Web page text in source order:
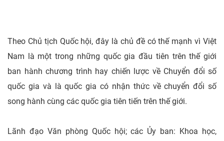
Theo Chủ tịch Quốc hội, đây là chủ đề có thế mạnh vì Việt
Nam là một trong những quốc gia đầu tiên trên thế giới
ban hành chương trình hay chiến lược về Chuyển đổi số
quốc gia và là quốc gia có nhận thức về chuyển đổi số
song hành cùng các quốc gia tiên tiến trên thế giới.
Lãnh đạo Văn phòng Quốc hội; các Ủy ban: Khoa học,